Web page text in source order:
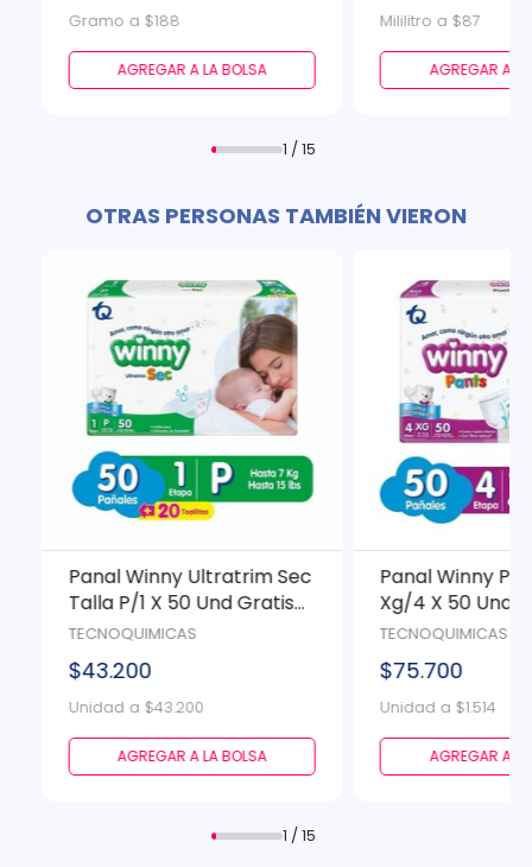
Gramo a $188
AGREGAR A LA BOLSA
Mililitro a $87
AGREGAR A
1 / 15
OTRAS PERSONAS TAMBIÉN VIERON
Panal Winny Ultratrim Sec
Talla P/1 X 50 Und Gratis
Toallas Humedas
TECNOQUIMICAS
$43.200
Unidad a $43.200
AGREGAR A LA BOLSA
Panal Winny
Xg/4 X 50 Und
TECNOQUIMICAS
$75.700
Unidad a $1.514
AGREGAR A
1 / 15